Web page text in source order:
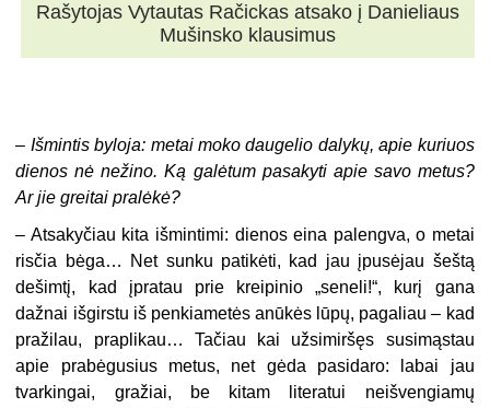
Rašytojas Vytautas Račickas atsako į Danieliaus
Mušinsko klausimus
– Išmintis byloja: metai moko daugelio dalykų, apie kuriuos
dienos nė nežino. Ką galėtum pasakyti apie savo metus?
Ar jie greitai pralėkė?
– Atsakyčiau kita išmintimi: dienos eina palengva, o metai
risčia bėga… Net sunku patikėti, kad jau įpusėjau šeštą
dešimtį, kad įpratau prie kreipinio „seneli!“, kurį gana
dažnai išgirstu iš penkiametės anūkės lūpų, pagaliau – kad
pražilau, praplikau… Tačiau kai užsimiršęs susimąstau
apie prabėgusius metus, net gėda pasidaro: labai jau
tvarkingai, gražiai, be kitam literatui neišvengiamų